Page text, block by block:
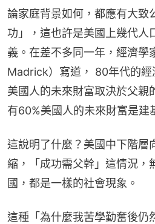
論家庭背景如何，都應有大致
功」，這也許是美國上幾代人
義。在差不多同一年，經濟
Madrick）寫道， 80年代的經
美國人的未來財富取決於父親
有60%美國人的未來財富是建
這說明了什麼？美國中下階層
縮，「成功需父幹」這情況，
國，都是一樣的社會現象。
這種「為什麼我苦學勤奮後仍